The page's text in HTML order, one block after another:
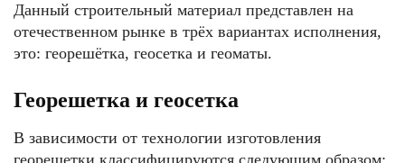
Данный строительный материал представлен на
отечественном рынке в трёх вариантах исполнения,
это: георешётка, геосетка и геоматы.
Георешетка и геосетка
В зависимости от технологии изготовления
георешетки классифицируются следующим образом: